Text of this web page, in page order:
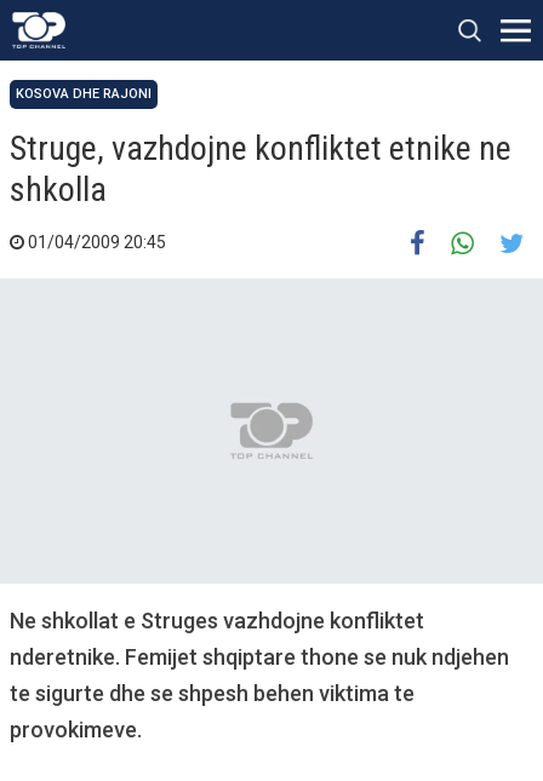
KOSOVA DHE RAJONI
Struge, vazhdojne konfliktet etnike ne
shkolla
01/04/2009 20:45
Ne shkollat e Struges vazhdojne konfliktet
nderetnike. Femijet shqiptare thone se nuk ndjehen
te sigurte dhe se shpesh behen viktima te
provokimeve.